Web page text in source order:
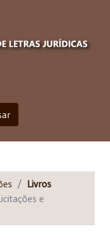
Livros
e